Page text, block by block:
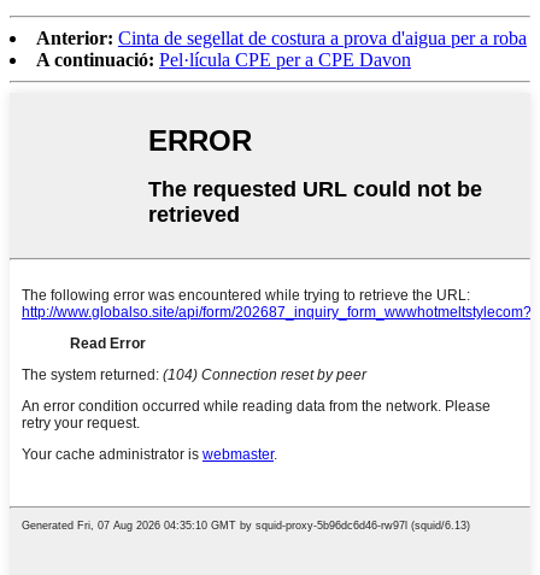
Anterior: Cinta de segellat de costura a prova d'aigua per a roba
A continuació: Pel·lícula CPE per a CPE Davon